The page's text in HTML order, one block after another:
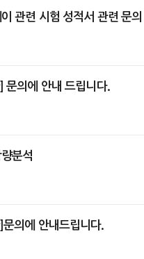
관련 시험 성적서 관련 문
] 문의에 안내 드립니다.
분석
]문의에 안내드립니다.